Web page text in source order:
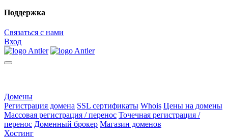
Поддержка
Связаться с нами
Вход
Домены
Регистрация домена SSL сертификаты Whois Цены на домены
Массовая регистрация / перенос Точечная регистрация /
перенос Доменный брокер Магазин доменов
Хостинг